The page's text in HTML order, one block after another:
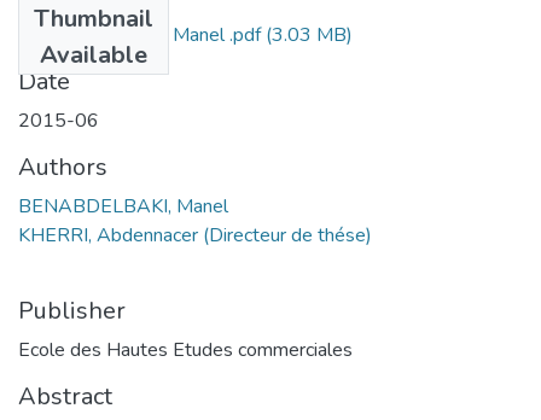
Thumbnail
Available
BENABDELBAKI Manel .pdf(3.03 MB)
Date
2015-06
Authors
BENABDELBAKI, Manel
KHERRI, Abdennacer (Directeur de thése)
Publisher
Ecole des Hautes Etudes commerciales
Abstract